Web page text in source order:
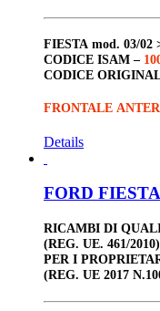
FIESTA mod. 03/02
CODICE ISAM –
CODICE
FRONTALE
Details
FORD FIESTA
RICAMBI DI
(REG. UE. 461/2010)
PER I
(REG. UE 2017